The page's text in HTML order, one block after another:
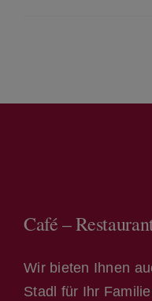
Café –
Wir bieten Ihnen
Stadl für Ihr